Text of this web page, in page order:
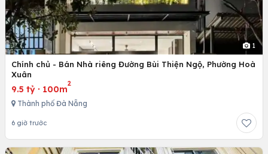
1
Chính chủ - Bán Nhà riêng Đường Bùi Thiện Ngộ, Phường Hoà
Xuân
9.5 tỷ · 100m
2
Thành phố Đà Nẵng
6 giờ trước